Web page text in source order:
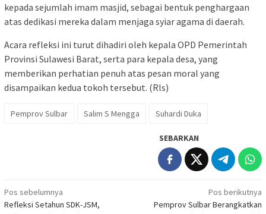
kepada sejumlah imam masjid, sebagai bentuk penghargaan
atas dedikasi mereka dalam menjaga syiar agama di daerah.
Acara refleksi ini turut dihadiri oleh kepala OPD Pemerintah
Provinsi Sulawesi Barat, serta para kepala desa, yang
memberikan perhatian penuh atas pesan moral yang
disampaikan kedua tokoh tersebut. (Rls)
Pemprov Sulbar Salim S Mengga Suhardi Duka
SEBARKAN
Navigasi
pos
Pos sebelumnya
Refleksi Setahun SDK-JSM,
Pos berikutnya
Pemprov Sulbar Berangkatkan